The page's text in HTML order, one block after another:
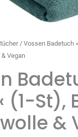
/ Vossen Badetuch
Vegan
(1-St),
&